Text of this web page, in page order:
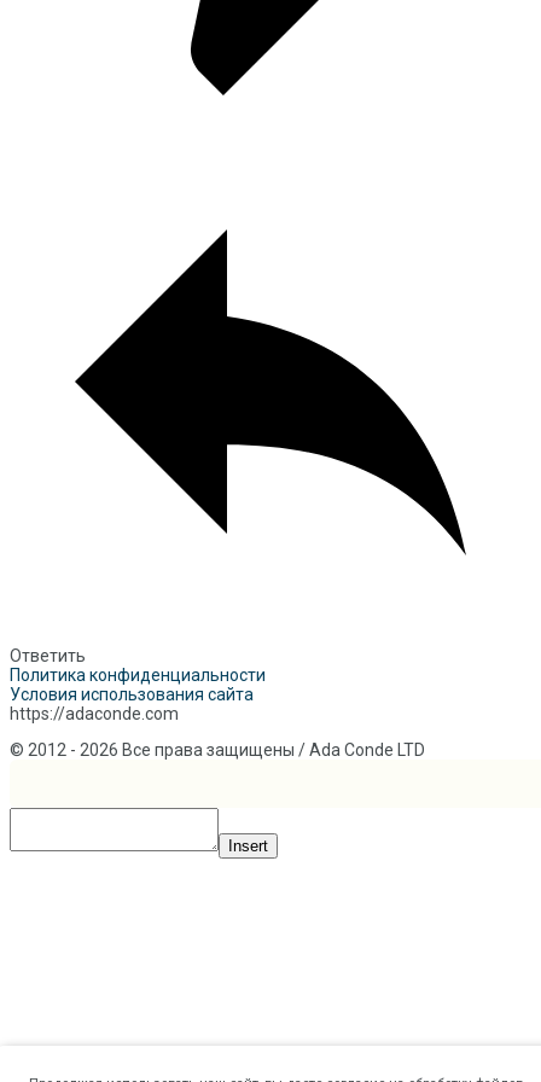
Ответить
Политика конфиденциальности
Условия использования сайта
https://adaconde.com
© 2012 - 2026 Все права защищены / Ada Conde LTD
Insert